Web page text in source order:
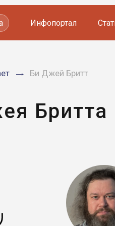
Инфопортал
Би Джей Бритт
Бритта